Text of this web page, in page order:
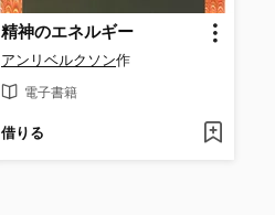
精神のエネルギー
アンリベルクソン作
電子書籍
借りる